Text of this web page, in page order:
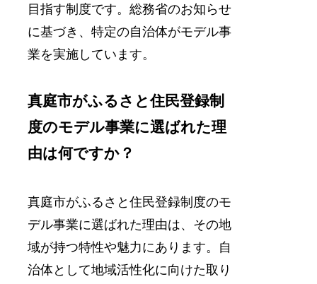
目指す制度です。総務省のお知らせ
に基づき、特定の自治体がモデル事
業を実施しています。
真庭市がふるさと住民登録制
度のモデル事業に選ばれた理
由は何ですか？
真庭市がふるさと住民登録制度のモ
デル事業に選ばれた理由は、その地
域が持つ特性や魅力にあります。自
治体として地域活性化に向けた取り